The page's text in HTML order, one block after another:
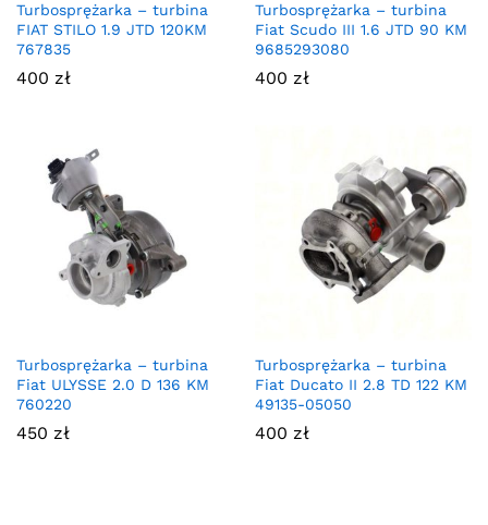
Turbosprężarka – turbina
FIAT STILO 1.9 JTD 120KM
767835
400 zł
Turbosprężarka – turbina
Fiat Scudo III 1.6 JTD 90 KM
9685293080
400 zł
Turbosprężarka – turbina
Fiat ULYSSE 2.0 D 136 KM
760220
450 zł
Turbosprężarka – turbina
Fiat Ducato II 2.8 TD 122 KM
49135-05050
400 zł